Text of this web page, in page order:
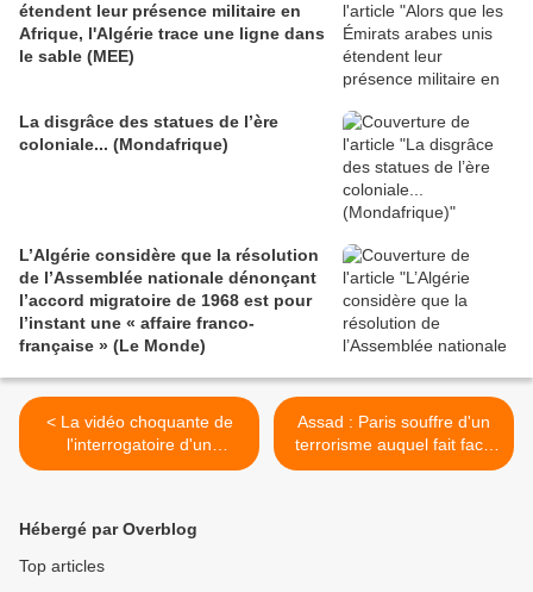
étendent leur présence militaire en
Afrique, l'Algérie trace une ligne dans
le sable (MEE)
La disgrâce des statues de l’ère
coloniale... (Mondafrique)
L’Algérie considère que la résolution
de l’Assemblée nationale dénonçant
l’accord migratoire de 1968 est pour
l’instant une « affaire franco-
française » (Le Monde)
< La vidéo choquante de
l'interrogatoire d'un
Palestinien de 13 ans par
Assad : Paris souffre d'un
terrorisme auquel fait face
la Syrie depuis cinq ans
Hébergé par Overblog
Top articles